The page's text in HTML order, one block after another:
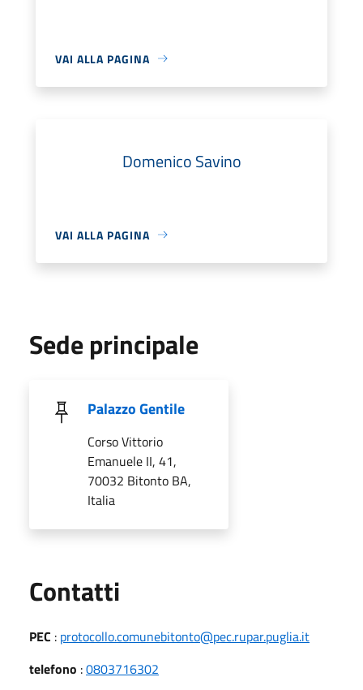
VAI ALLA PAGINA
Domenico Savino
VAI ALLA PAGINA
Sede principale
Palazzo Gentile
Corso Vittorio
Emanuele II, 41,
70032 Bitonto BA,
Italia
Contatti
PEC : protocollo.comunebitonto@pec.rupar.puglia.it
telefono :0803716302